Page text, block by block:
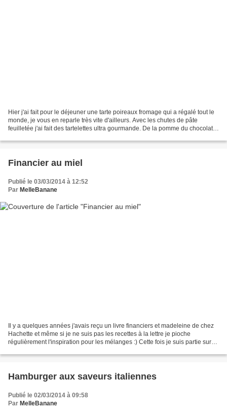
Hier j'ai fait pour le déjeuner une tarte poireaux fromage qui a régalé tout le
monde, je vous en reparle très vite d'ailleurs. Avec les chutes de pâte
feuilletée j'ai fait des tartelettes ultra gourmande. De la pomme du chocolat
Financier au miel
Publié le 03/03/2014 à 12:52
Par MelleBanane
Il y a quelques années j'avais reçu un livre financiers et madeleine de chez
Hachette et même si je ne suis pas les recettes à la lettre je pioche
régulièrement l'inspiration pour les mélanges :) Cette fois je suis partie sur
Hamburger aux saveurs italiennes
Publié le 02/03/2014 à 09:58
Par MelleBanane